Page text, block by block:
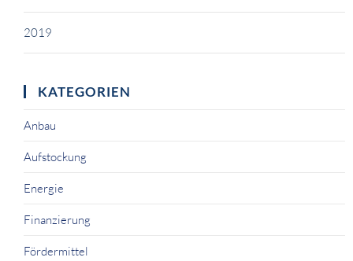
2019
KATEGORIEN
Anbau
Aufstockung
Energie
Finanzierung
Fördermittel